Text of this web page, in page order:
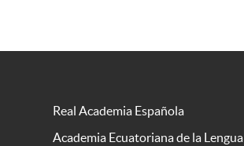
Real Academia Española
Academia Ecuatoriana de la Lengua